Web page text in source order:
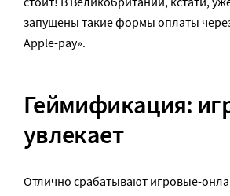
запущены такие формы оплаты
Apple-pay».
Геймификация:
увлекает
Отлично срабатывают игровые-